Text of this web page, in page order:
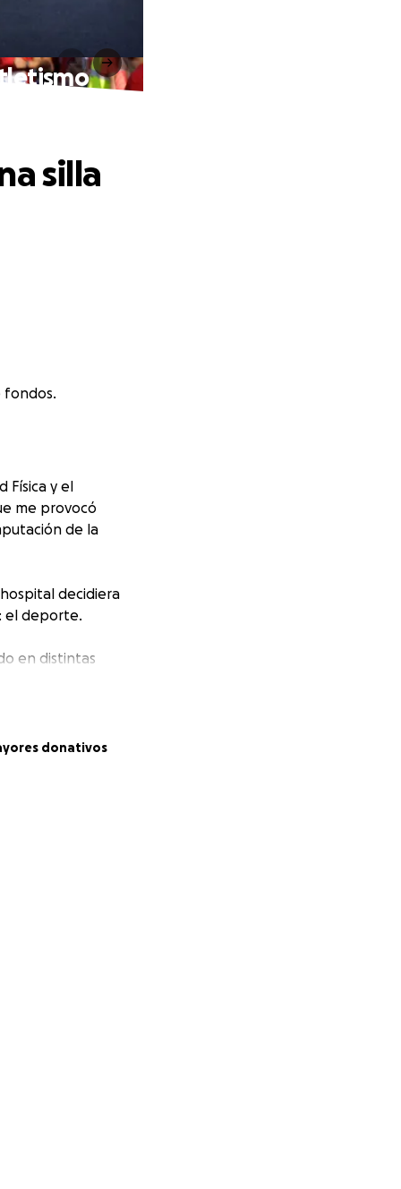
silla
fondos.
Física y el
me provocó
de la
decidiera
el deporte.
en distintas
logros
discapacidad
discapacidad
donativos